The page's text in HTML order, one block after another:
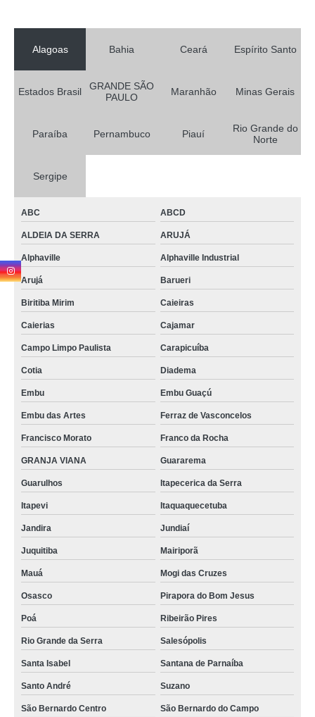
Alagoas Bahia Ceará Espírito Santo
Estados Brasil
GRANDE SÃO
PAULO
Maranhão Minas Gerais
Paraíba Pernambuco Piauí
Rio Grande do
Norte
Sergipe
ABC ABCD
ALDEIA DA SERRA ARUJÁ
Alphaville Alphaville Industrial
Arujá Barueri
Biritiba Mirim Caieiras
Caierias Cajamar
Campo Limpo Paulista Carapicuíba
Cotia Diadema
Embu Embu Guaçú
Embu das Artes Ferraz de Vasconcelos
Francisco Morato Franco da Rocha
GRANJA VIANA Guararema
Guarulhos Itapecerica da Serra
Itapevi Itaquaquecetuba
Jandira Jundiaí
Juquitiba Mairiporã
Mauá Mogi das Cruzes
Osasco Pirapora do Bom Jesus
Poá Ribeirão Pires
Rio Grande da Serra Salesópolis
Santa Isabel Santana de Parnaíba
Santo André Suzano
São Bernardo Centro São Bernardo do Campo